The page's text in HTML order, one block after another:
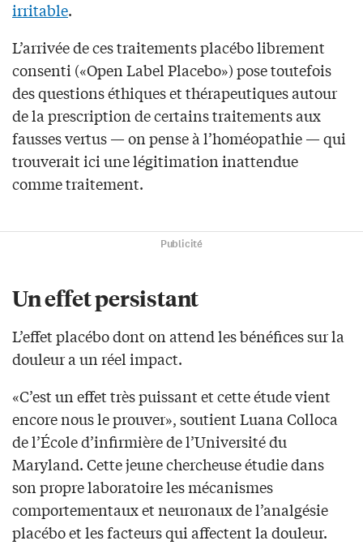
irritable.
L’arrivée de ces traitements placébo librement
consenti («Open Label Placebo») pose toutefois
des questions éthiques et thérapeutiques autour
de la prescription de certains traitements aux
fausses vertus — on pense à l’homéopathie — qui
trouverait ici une légitimation inattendue
comme traitement.
Publicité
Un effet persistant
L’effet placébo dont on attend les bénéfices sur la
douleur a un réel impact.
«C’est un effet très puissant et cette étude vient
encore nous le prouver», soutient Luana Colloca
de l’École d’infirmière de l’Université du
Maryland. Cette jeune chercheuse étudie dans
son propre laboratoire les mécanismes
comportementaux et neuronaux de l’analgésie
placébo et les facteurs qui affectent la douleur.